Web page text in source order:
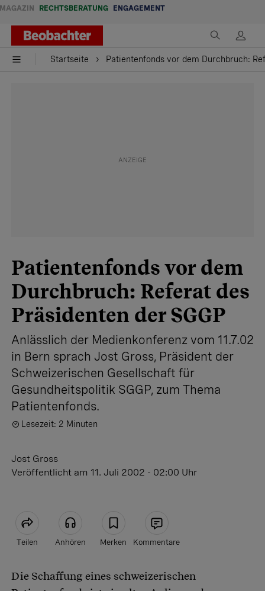
MAGAZIN RECHTSBERATUNG ENGAGEMENT
Startseite Patientenfonds vor dem Durchbruch:
Patientenfonds vor dem
Durchbruch: Referat des
Präsidenten der SGGP
Anlässlich der Medienkonferenz vom 11.7.02
in Bern sprach Jost Gross, Präsident der
Schweizerischen Gesellschaft für
Gesundheitspolitik SGGP, zum Thema
Patientenfonds.
Lesezeit: 2 Minuten
Jost Gross
Veröffentlicht am 11. Juli 2002 - 02:00 Uhr
Teilen Anhören Merken Kommentare
Artikel teilen
Die Schaffung eines schweizerischen